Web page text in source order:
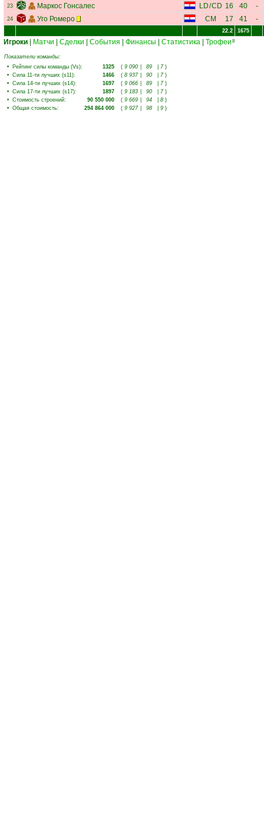
23 Маркос Гонсалес LD/CD 16 40 -
24 Уго Ромеро CM 17 41 -
22.2 1675
Игроки Матчи Сделки События Финансы Статистика Трофеи 8
Показатели команды:
• Рейтинг силы команды (Vs): 1325 ( 9 090 89 7)
• Сила 11-ти лучших (s11): 1466 ( 8 937 90 7)
• Сила 14-ти лучших (s14): 1697 ( 9 066 89 7)
• Сила 17-ти лучших (s17): 1897 ( 9 183 90 7)
• Стоимость строений: 90 550 000 ( 9 669 94 8 )
• Общая стоимость: 294 864 000 ( 9 927 98 9 )